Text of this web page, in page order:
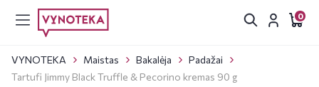
0
VYNOTEKA Maistas Bakalėja
Padažai
Tartufi Jimmy Black Truffle & Pecorino kremas 90 g